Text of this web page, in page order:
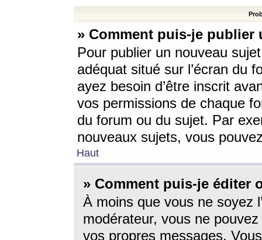
» Comment puis-je
Pour publier un nouveau
adéquat situé sur l’écran du
ayez besoin d’être inscrit
vos permissions de chaque
du forum ou du sujet. Par
nouveaux sujets, vous
Haut
» Comment puis-je éditer
À moins que vous ne soyez
modérateur, vous ne
vos propres messages.